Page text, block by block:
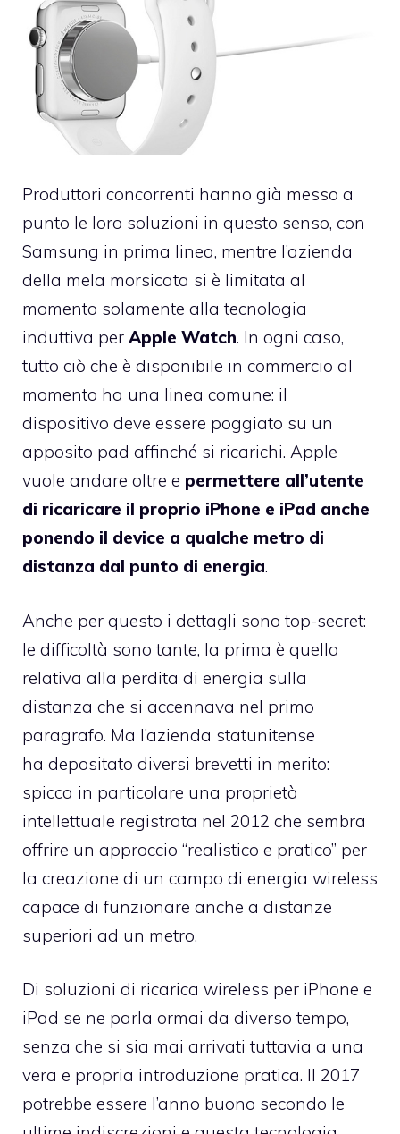
Produttori concorrenti hanno già messo a
punto le loro soluzioni in questo senso, con
Samsung in prima linea, mentre l’azienda
della mela morsicata si è limitata al
momento solamente alla tecnologia
induttiva per Apple Watch. In ogni caso,
tutto ciò che è disponibile in commercio al
momento ha una linea comune: il
dispositivo deve essere poggiato su un
apposito pad affinché si ricarichi. Apple
vuole andare oltre e permettere all’utente
di ricaricare il proprio iPhone e iPad anche
ponendo il device a qualche metro di
distanza dal punto di energia.
Anche per questo i dettagli sono top-secret:
le difficoltà sono tante, la prima è quella
relativa alla perdita di energia sulla
distanza che si accennava nel primo
paragrafo. Ma l’azienda statunitense
ha depositato diversi brevetti in merito:
spicca in particolare una proprietà
intellettuale registrata nel 2012 che sembra
offrire un approccio “realistico e pratico” per
la creazione di un campo di energia wireless
capace di funzionare anche a distanze
superiori ad un metro.
Di soluzioni di ricarica wireless per iPhone e
iPad se ne parla ormai da diverso tempo,
senza che si sia mai arrivati tuttavia a una
vera e propria introduzione pratica. Il 2017
potrebbe essere l’anno buono secondo le